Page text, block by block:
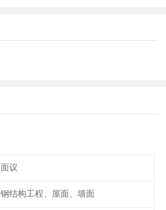
面议
钢结构工程、屋面、墙面